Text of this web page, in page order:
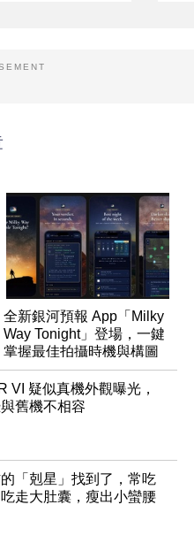
全新銀河預報 App「Milky
Way Tonight」登場，一鍵
掌握最佳拍攝時機與構圖
VI 疑似真機外觀曝光，
舊機不相容
「剋星」找到了，常吃
走大肚囊，瘦出小蠻腰